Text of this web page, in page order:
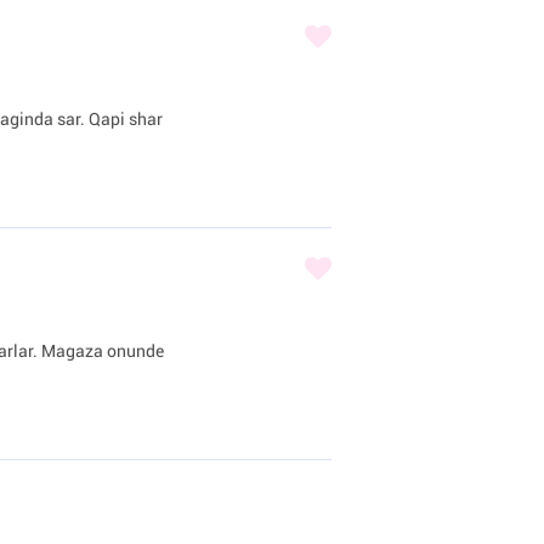
sar. Qapi shar
Magaza onunde